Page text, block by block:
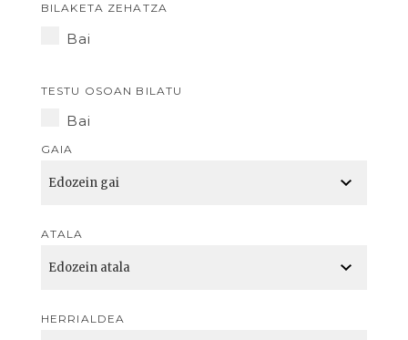
BILAKETA ZEHATZA
Bai
TESTU OSOAN BILATU
Bai
GAIA
ATALA
HERRIALDEA